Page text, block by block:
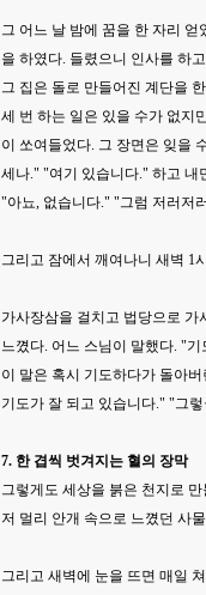
그 어느 날 밤에 꿈을 한 자리
을 하였다. 들렸으니 인사를 하
그 집은 돌로 만들어진 계단을
세 번 하는 일은 있을 수가 없지
이 쏘여들었다. 그 장면은 잊을
세나." "여기 있습니다." 하고 내
"아뇨, 없습니다." "그럼 저러저
그리고 잠에서 깨여나니 새벽 1
가사장삼을 걸치고 법당으로
느꼈다. 어느 스님이 말했다. "
이 말은 혹시 기도하다가 돌아
기도가 잘 되고 있습니다." "그
7. 한 겹씩 벗겨지는 혈의 장막
그렇게도 세상을 붉은 천지로
저 멀리 안개 속으로 느꼈던 사
그리고 새벽에 눈을 뜨면 매일